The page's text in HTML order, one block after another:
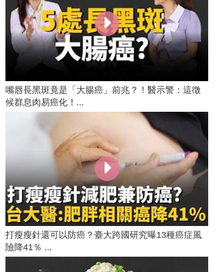
嘴唇長黑斑竟是「大腸癌」前兆？！醫示警：這徵
候群息肉易癌化！...
打瘦瘦針還可以防癌？臺大跨國研究曝13種癌症風
險降41％ ...